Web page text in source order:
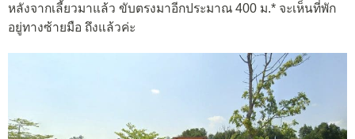
หลังจากเลี้ยวมาแล้ว ขับตรงมาอีกประมาณ 400 ม.* จะเห็นที่พัก
อยู่ทางซ้ายมือ ถึงแล้วค่ะ